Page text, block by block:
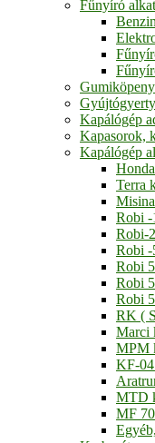
Fűnyíró
Kapálógép
Kapasorok,
Kapálógép
Terra
Robi -
Robi-
Robi -
Robi
Robi
Robi
RK (
Marci
MPM
KF-04
MTD
MF